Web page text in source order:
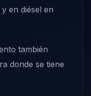
en diésel en
también
donde se tiene